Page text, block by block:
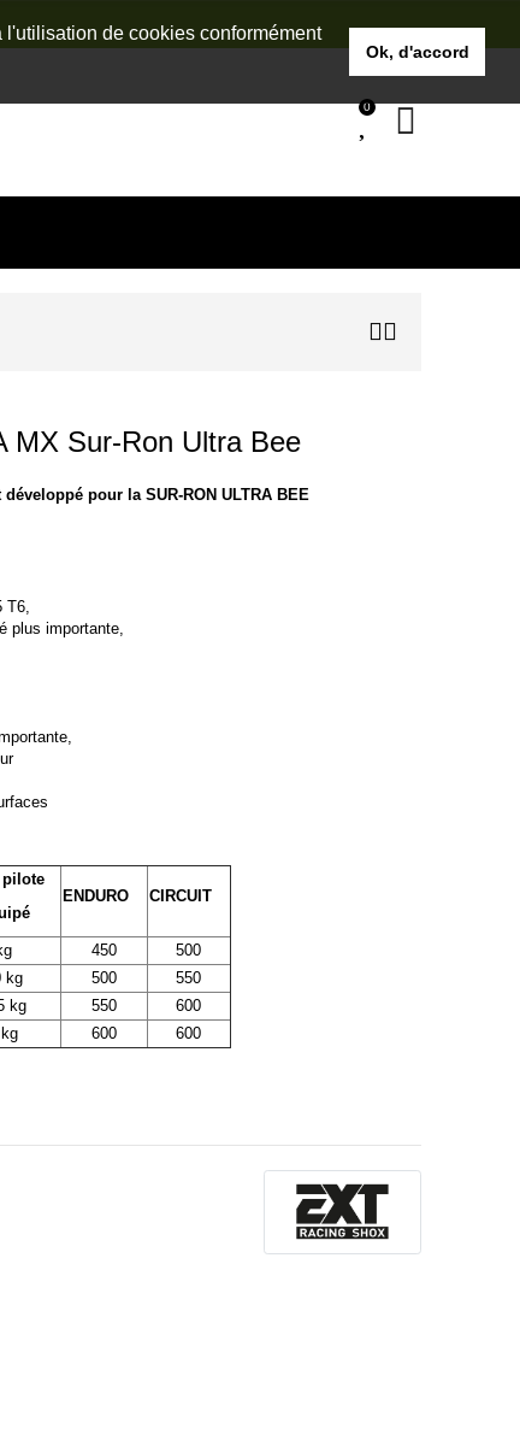
de cookies conformément
Ok, d'accord
0
MX Sur-Ron Ultra Bee
pour la SUR-RON ULTRA BEE
T6,
plus importante,
pilote
ENDURO CIRCUIT
450
500
kg
500
550
kg
550
600
600 600